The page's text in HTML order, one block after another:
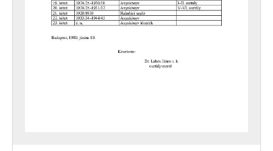
[Fond] 0651 - A Vác Városi Tanács V. B. Gazdasági-Műszaki Ellátó Szervezetének (GAMESZ) iratai, 1982–2010
[Fond] 0701 - Vác Város Levéltárának iratai, 1981–2006
[Fond] 0702 - A Katona Lajos Városi Könyvtár iratai, 1952–2008
[Fond] 0703 - Váci Értéktár - Közérdekű Muzeális Gyűjtemény, 2009–2011
[Fond] 0731 - Madách Imre Művelődési Központ iratai, 1967-1999